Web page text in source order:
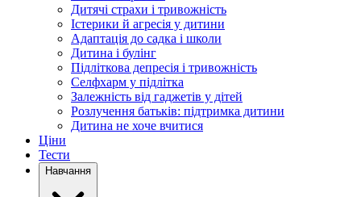
Дитячі страхи і тривожність
Істерики й агресія у дитини
Адаптація до садка і школи
Дитина і булінг
Підліткова депресія і тривожність
Селфхарм у підлітка
Залежність від гаджетів у дітей
Розлучення батьків: підтримка дитини
Дитина не хоче вчитися
Ціни
Тести
Навчання